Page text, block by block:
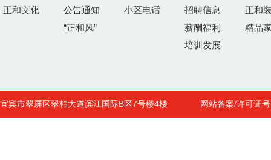
正和文化
公告通知
“正和风”
小区电话
招聘信息
薪酬福利
培训发展
正和
精品
宜宾市翠屏区翠柏大道滨江国际B区7号楼4楼 网站备案/许可证